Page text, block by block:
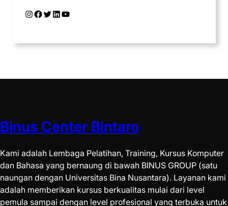
Binus Center Bintaro
Kami adalah Lembaga Pelatihan, Training, Kursus Komputer
dan Bahasa yang bernaung di bawah BINUS GROUP (satu
naungan dengan Universitas Bina Nusantara). Layanan kami
adalah memberikan kursus berkualitas mulai dari level
pemula sampai dengan level profesional yang terbuka untuk